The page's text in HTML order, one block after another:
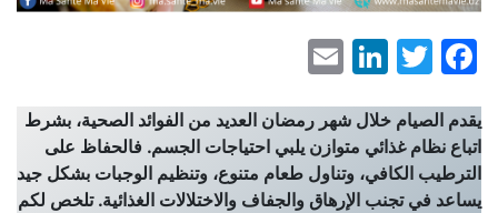
Facebook
Twitter
LinkedIn
يقدم الصيام خلال شهر رمضان العديد من الفوائد الصحية، بشرط
اتباع نظام غذائي متوازن يلبي احتياجات الجسم. فالحفاظ على
الترطيب الكافي، وتناول طعام متنوع، وتنظيم الوجبات بشكل جيد
يساعد في تجنب الإرهاق والجفاف والاختلالات الغذائية. تلخص لكم